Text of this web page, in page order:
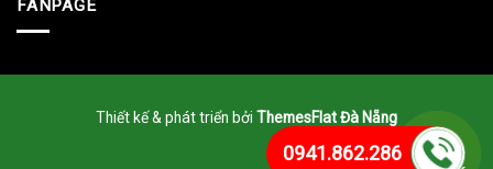
FANPAGE
Thiết kế & phát triển bởi ThemesFlat Đà Nẵng
0941.862.286